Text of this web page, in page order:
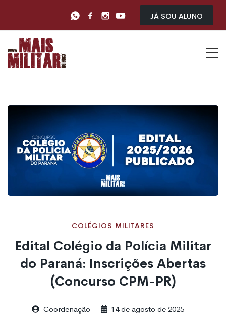
Já sou Aluno
COLÉGIOS MILITARES
Edital Colégio da Polícia Militar
do Paraná: Inscrições Abertas
(Concurso CPM-PR)
Coordenação 14 de agosto de 2025